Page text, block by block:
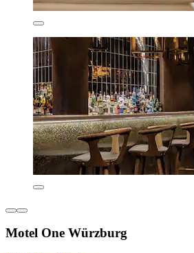
Motel One Würzburg